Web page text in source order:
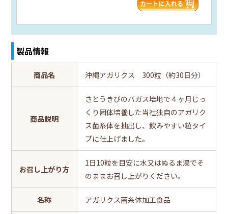
製品情報
商品名 沖縄アガリクス 300粒（約30日分）
商品説明
さとうきびのバガス培地で４ヶ月じっ
くり固体培養した当社独自のアガリク
ス菌糸体を抽出し、飲みやすい粒タイ
プに仕上げました。
お召し上がり方
1日10粒を目安に水又はぬるま湯でそ
のままお召し上がりください。
名称 アガリクス菌糸体加工食品